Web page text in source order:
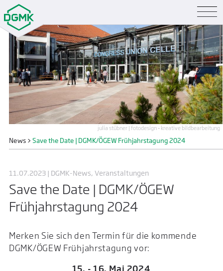
julia stübner | fotodesign - kreative bildbearbeitung
News> Save the Date | DGMK/ÖGEW Frühjahrstagung 2024
11.07.2023 | DGMK-News, Veranstaltungen
Save the Date | DGMK/ÖGEW
Frühjahrstagung 2024
Merken Sie sich den Termin für die kommende
DGMK/ÖGEW Frühjahrstagung vor:
15. - 16. Mai 2024